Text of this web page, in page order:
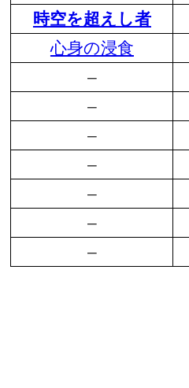
時空を超えし者
心身の浸食
–
–
–
–
–
–
–